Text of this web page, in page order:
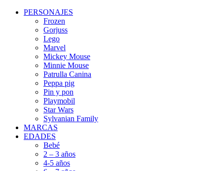
PERSONAJES
Frozen
Gorjuss
Lego
Marvel
Mickey Mouse
Minnie Mouse
Patrulla Canina
Peppa pig
Pin y pon
Playmobil
Star Wars
Sylvanian Family
MARCAS
EDADES
Bebé
2 – 3 años
4-5 años